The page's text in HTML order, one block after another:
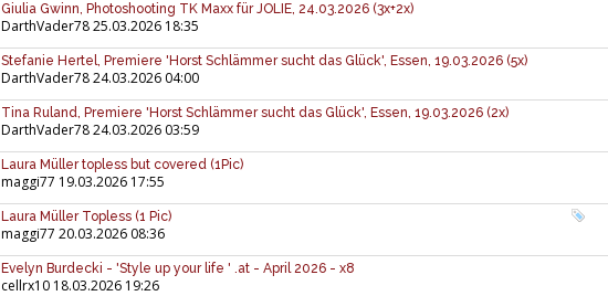
Giulia Gwinn, Photoshooting TK Maxx für JOLIE, 24.03.2026 (3x+2x)
DarthVader7825.03.2026 18:35
Stefanie Hertel, Premiere 'Horst Schlämmer sucht das Glück', Essen, 19.03.2026 (5x)
DarthVader7824.03.2026 04:00
Tina Ruland, Premiere 'Horst Schlämmer sucht das Glück', Essen, 19.03.2026 (2x)
DarthVader7824.03.2026 03:59
Laura Müller topless but covered (1Pic)
maggi77 19.03.2026 17:55
Laura Müller Topless (1 Pic)
maggi77 20.03.2026 08:36
Evelyn Burdecki - 'Style up your life ' .at - April 2026 - x8
cellrx10 18.03.2026 19:26